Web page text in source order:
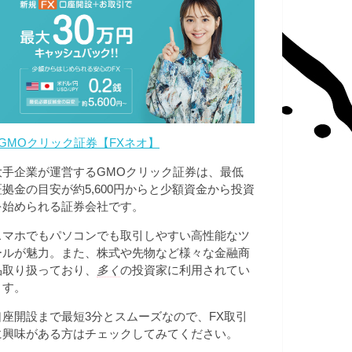
クリック証券【FXネオ】
手企業が運営するGMOクリック証券は、最低
拠金の目安が約5,600円からと少額資金から投資
められる証券会社です。
マホでもパソコンでも取引しやすい高性能なツ
ルが魅力。また、株式や先物など様々な金融商
り扱っており、
多くの投資家に利用されてい
。
座開設まで最短3分とスムーズなので、FX取引
興味がある方はチェックしてみてください。